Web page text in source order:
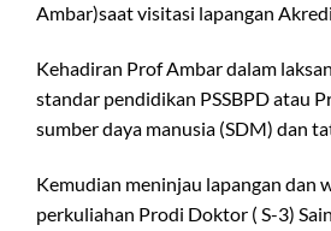
Ambar)saat visitasi lapangan
Kehadiran Prof Ambar dalam
standar pendidikan PSSBPD atau
sumber daya manusia (SDM) dan
Kemudian meninjau lapangan dan
perkuliahan Prodi Doktor ( S-3)